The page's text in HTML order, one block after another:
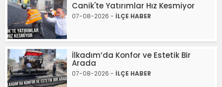
Canik'te Yatırımlar Hız Kesmiyor
07-08-2026 - İLÇE HABER
İlkadım’da Konfor ve Estetik Bir
Arada
07-08-2026 - İLÇE HABER